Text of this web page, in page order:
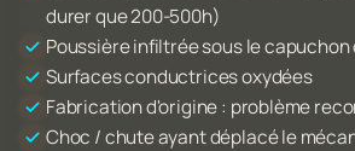
durer que 200-500h)
Poussière infiltrée sous le
Surfaces conductrices oxydées
Fabrication d'origine : problème
Choc / chute ayant déplacé le